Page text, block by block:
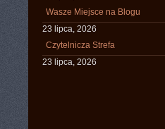
Wasze Miejsce na Blogu
23 lipca, 2026
Czytelnicza Strefa
23 lipca, 2026